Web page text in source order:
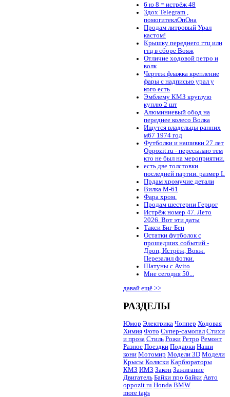
6 ю 8 = истрёж 48
Здох Telegram ,
помогитеклОпОна
Продам литровый Урал
кастом!
Крышку переднего гтц или
гтц в сборе Вояж
Отличие ходовой ретро и
волк
Чертеж флажка крепление
фары с надписью урал у
кого есть
Эмблему КМЗ круглую
куплю 2 шт
Алюминиевый обод на
переднее колесо Волка
Ищутся владельцы ранних
м67 1974 год
Футболки и нашивки 27 лет
Oppozit.ru - пересылаю тем
кто не был на мероприятии.
есть две толстовки
последней партии. размер L
Прдам хромучие детали
Вилка М-61
Фара хром.
Продам шестерни Герцог
Истрёж номер 47. Лето
2026. Вот эти даты
Такси Биг-Бен
Остатки футболок с
прошедших событий -
Дроп, Истрёж, Вояж.
Перезалил фотки.
Шатуны с Avito
Мне сегодня 50...
давай ещё >>
РАЗДЕЛЫ
Юмор Электрика Чоппер Ходовая
Химия Фото Супер-самопал Стихи
и проза Стиль Рожи Ретро Ремонт
Разное Поездки Подарки Наши
кони Мотомир Модели 3D Модели
Крысы Коляски Карбюраторы
КМЗ ИМЗ Закон Зажигание
Двигатель Байки про байки Авто
oppozit.ru Honda BMW
more tags